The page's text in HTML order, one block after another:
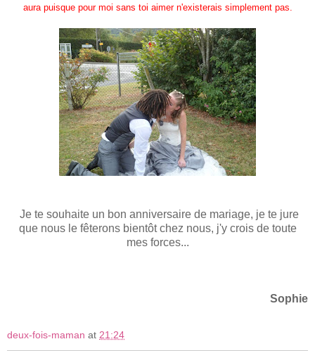
aura puisque pour moi sans toi aimer n'existerais simplement pas.
Je te souhaite un bon anniversaire de mariage, je te jure
que nous le fêterons bientôt chez nous, j'y crois de toute
mes forces...
Sophie
deux-fois-maman at 21:24